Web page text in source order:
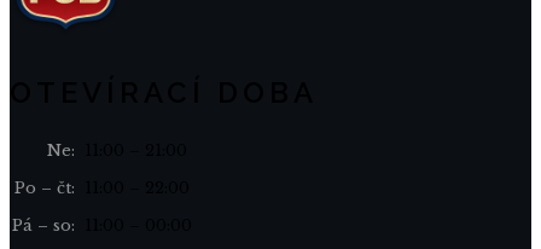
Ne:
Po – čt:
Pá – so: